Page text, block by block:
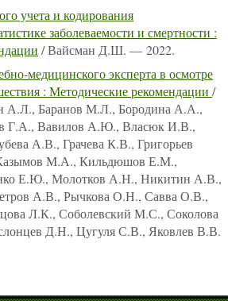
учета и кодирования
заболеваемости и смертности :
/ Вайсман Д.Ш. — 2022.
медицинского эксперта в осмотре
: Методические рекомендации /
А.Л., Баранов М.Л., Бородина А.А.,
Г.А., Вавилов А.Ю., Власюк И.В.,
А.В., Грачева К.В., Григорьев
М.А., Кильдюшов Е.М.,
Е.Ю., Молотков А.Н., Никитин А.В.,
А.В., Рычкова О.Н., Савва О.В.,
Л.К., Соболевский М.С., Соколова
Д.Н., Цугуля С.В., Яковлев В.В.